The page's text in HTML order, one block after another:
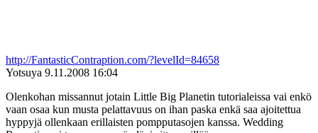
http://FantasticContraption.com/?levelId=84658
Yotsuya 9.11.2008 16:04
Olenkohan missannut jotain Little Big Planetin tutorialeissa vai enkö
vaan osaa kun musta pelattavuus on ihan paska enkä saa ajoitettua
hyppyjä ollenkaan erillaisten pompputasojen kanssa. Wedding